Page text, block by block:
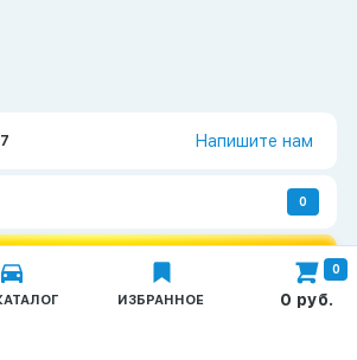
Напишите нам
0
ИЗБРАННОЕ 0 руб.
0